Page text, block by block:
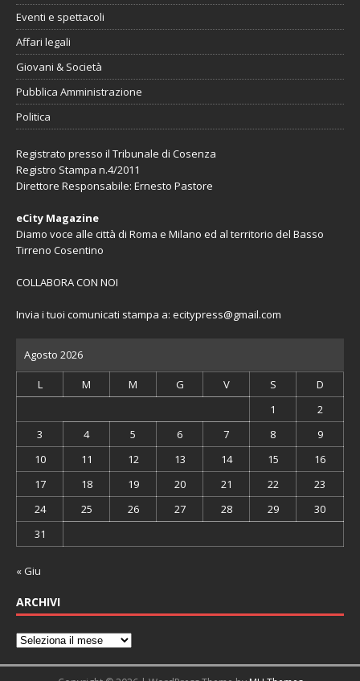
Eventi e spettacoli
Affari legali
Giovani & Società
Pubblica Amministrazione
Politica
Registrato presso il Tribunale di Cosenza
Registro Stampa n.4/2011
Direttore Responsabile: Ernesto Pastore
eCity Magazine
Diamo voce alle città di Roma e Milano ed al territorio del Basso
Tirreno Cosentino
COLLABORA CON NOI
Invia i tuoi comunicati stampa a: ecitypress@gmail.com
Agosto 2026
L M M G V S
D
1
2
3
4 5 6 7 8
9
10
11 12 13 14 15
16
17
18 19 20 21 22
23
24
25 26 27 28 29
30
31
« Giu
ARCHIVI